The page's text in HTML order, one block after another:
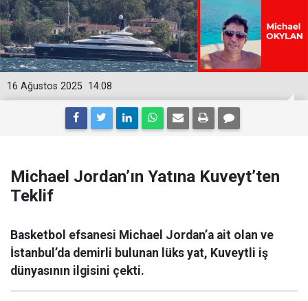
14:08
16 Ağustos 2025
Michael Jordan’ın Yatına Kuveyt’ten
Teklif
Basketbol efsanesi Michael Jordan’a ait olan ve
İstanbul’da demirli bulunan lüks yat, Kuveytli iş
dünyasının ilgisini çekti.